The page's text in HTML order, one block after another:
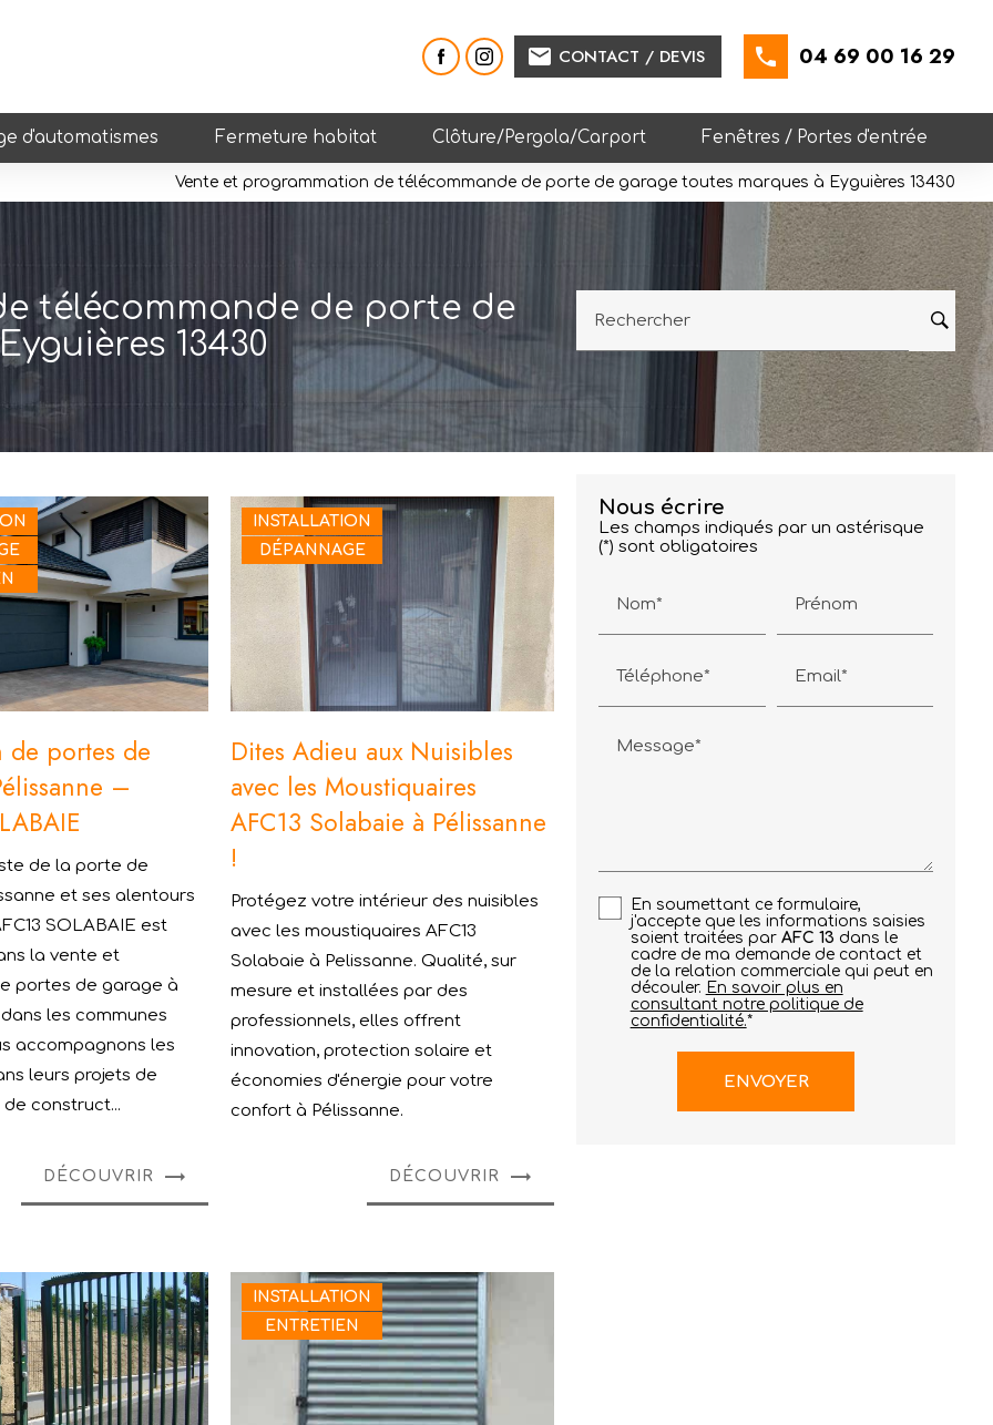
mail CONTACT / DEVIS 04 69 00 16 29
d'automatismes Fermeture habitat Clôture/Pergola/Carport Fenêtres / Portes d'entrée
Vente et programmation de télécommande de porte de garage toutes marques à Eyguières 13430
télécommande de porte de
13430
Rechercher
de portes de
–
de la porte de
et ses alentours
SOLABAIE est
la vente et
portes de garage à
les communes
accompagnons les
leurs projets de
construct...
DÉCOUVRIR
INSTALLATION
DÉPANNAGE
Dites Adieu aux Nuisibles
avec les Moustiquaires
AFC13 Solabaie à Pélissanne
!
Protégez votre intérieur des nuisibles
avec les moustiquaires AFC13
Solabaie à Pelissanne. Qualité, sur
mesure et installées par des
professionnels, elles offrent
innovation, protection solaire et
économies d'énergie pour votre
confort à Pélissanne.
DÉCOUVRIR
INSTALLATION
ENTRETIEN
Nous écrire
Les champs indiqués par un astérisque
(*) sont obligatoires
Nom* Prénom
Téléphone* Email*
Message*
En soumettant ce formulaire,
j'accepte que les informations saisies
soient traitées par AFC 13 dans le
cadre de ma demande de contact et
de la relation commerciale qui peut en
découler. En savoir plus en
consultant notre politique de
confidentialité.*